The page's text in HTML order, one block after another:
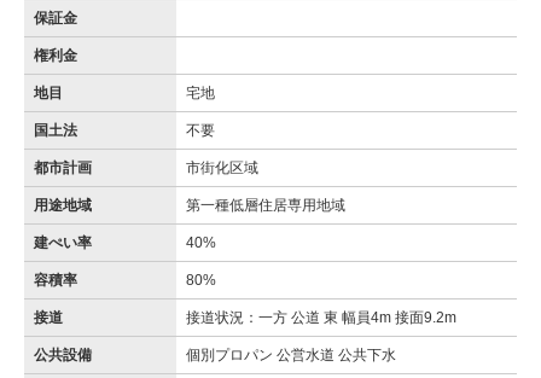
保証金
権利金
地目 宅地
国土法 不要
都市計画 市街化区域
用途地域 第一種低層住居専用地域
建ぺい率 40%
容積率 80%
接道 接道状況：一方 公道 東 幅員4m 接面9.2m
公共設備 個別プロパン 公営水道 公共下水